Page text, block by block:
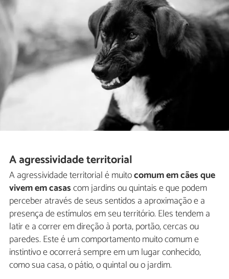
A agressividade territorial
A agressividade territorial é muitocomum em cães que
vivem em casascom jardins ou quintais e que podem
perceber através de seus sentidos a aproximação e a
presença de estímulos em seu território. Eles tendem a
latir e a correr em direção à porta, portão, cercas ou
paredes. Este é um comportamento muito comum e
instintivo e ocorrerá sempre em um lugar conhecido,
como sua casa, o pátio, o quintal ou o jardim.